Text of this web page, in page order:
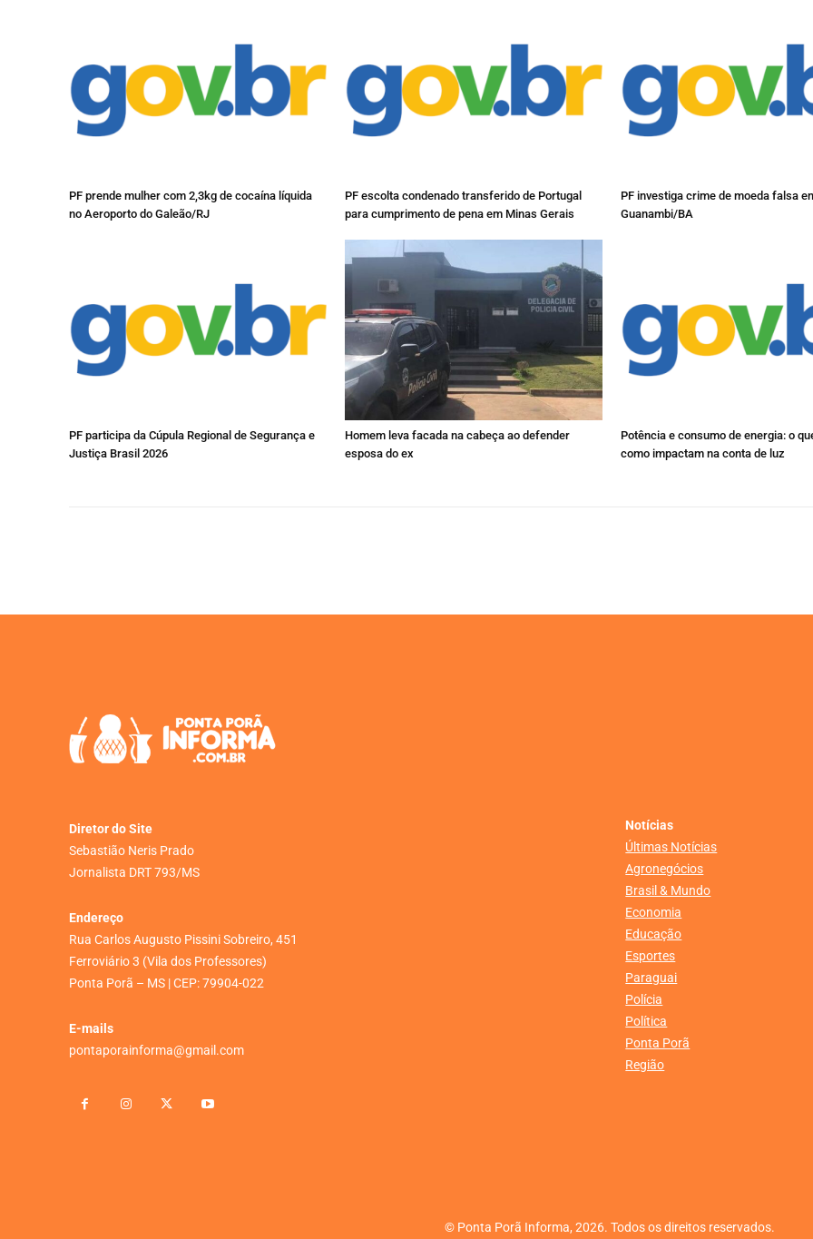
PF prende mulher com 2,3kg de cocaína líquida
no Aeroporto do Galeão/RJ
PF escolta condenado transferido de Portugal
para cumprimento de pena em Minas Gerais
PF investiga crime de moeda falsa
Guanambi/BA
PF participa da Cúpula Regional de Segurança e
Justiça Brasil 2026
Homem leva facada na cabeça ao defender
esposa do ex
Potência e consumo de energia: o
como impactam na conta de luz
Diretor do Site
Sebastião Neris Prado
Jornalista DRT 793/MS
Endereço
Rua Carlos Augusto Pissini Sobreiro, 451
Ferroviário 3 (Vila dos Professores)
Ponta Porã – MS | CEP: 79904-022
E-mails
pontaporainforma@gmail.com
Notícias
Últimas Notícias
Agronegócios
Brasil & Mundo
Economia
Educação
Esportes
Paraguai
Polícia
Política
Ponta Porã
Região
© Ponta Porã Informa, 2026. Todos os direitos reservados.